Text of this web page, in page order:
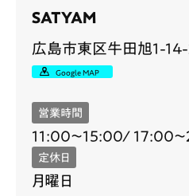
SATYAM
広島市東区牛田旭1-
Google MAP
営業時間
11:00～15:00/ 17:00
定休日
月曜日